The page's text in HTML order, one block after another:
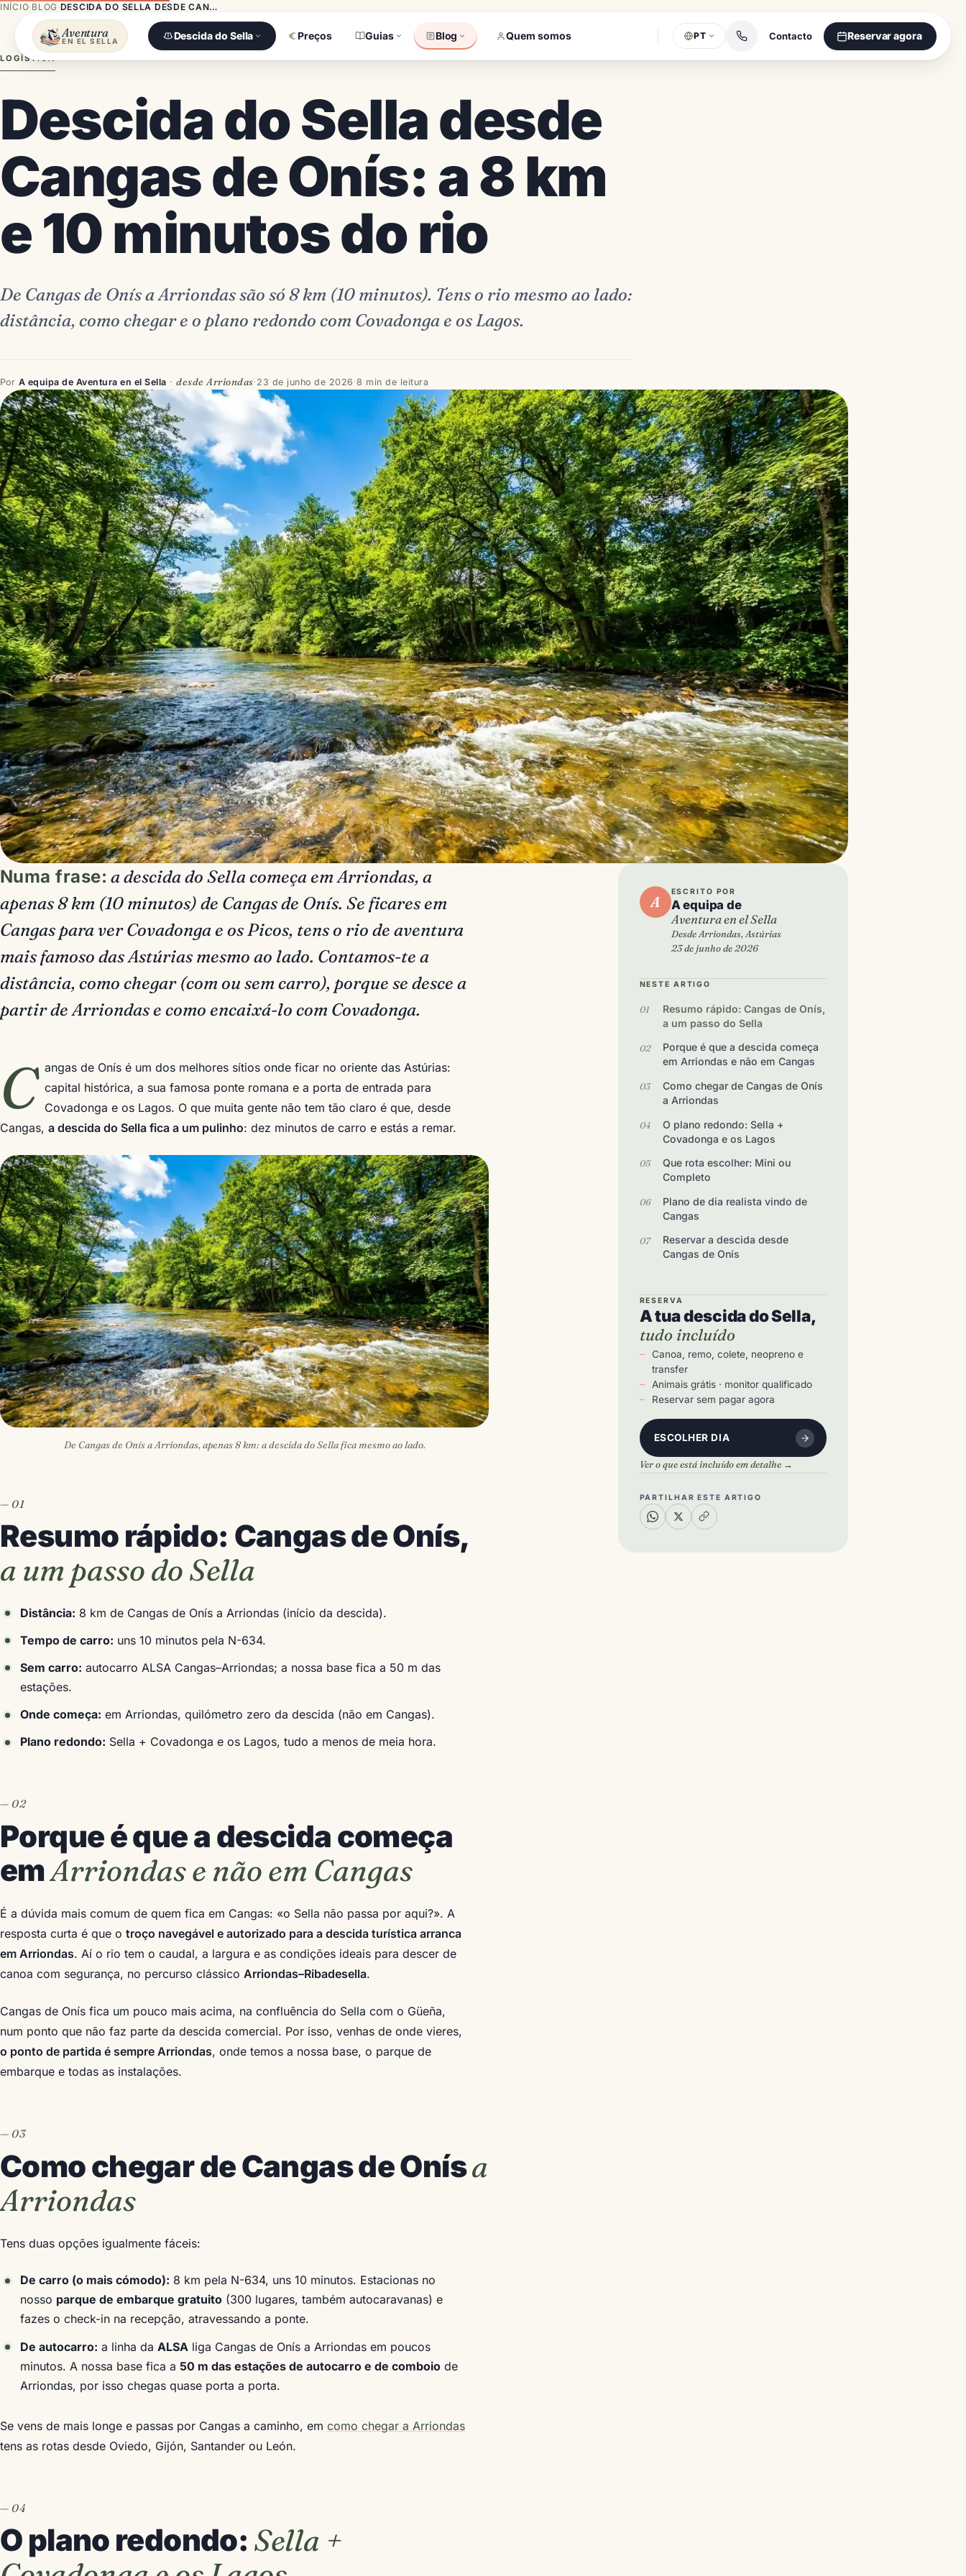
Aventura
EN EL SELLA Descida do Sella Preços Guias Blog Quem somos PT Contacto Reservar agora
INÍCIO· BLOG· DESCIDA DO SELLA DESDE CANGAS DE ONÍS: A 8 KM E 10 MINUTOS DO RIO
LOGÍSTICA
Descida do Sella desde
Cangas de Onís: a 8 km
e 10 minutos do rio
De Cangas de Onís a Arriondas são só 8 km (10 minutos). Tens o rio mesmo ao lado:
distância, como chegar e o plano redondo com Covadonga e os Lagos.
Por A equipa de Aventura en el Sella ·desde Arriondas·23 de junho de 2026 ·8 min de leitura
Numa frase: a descida do Sella começa em Arriondas, a
apenas 8 km (10 minutos) de Cangas de Onís. Se ficares em
Cangas para ver Covadonga e os Picos, tens o rio de aventura
mais famoso das Astúrias mesmo ao lado. Contamos-te a
distância, como chegar (com ou sem carro), porque se desce a
partir de Arriondas e como encaixá-lo com Covadonga.
C angas de Onís é um dos melhores sítios onde ficar no oriente das Astúrias:
capital histórica, a sua famosa ponte romana e a porta de entrada para
Covadonga e os Lagos. O que muita gente não tem tão claro é que, desde
Cangas, a descida do Sella fica a um pulinho: dez minutos de carro e estás a remar.
De Cangas de Onís a Arriondas, apenas 8 km: a descida do Sella fica mesmo ao lado.
Resumo rápido: Cangas de Onís,
a um passo do Sella
Distância: 8 km de Cangas de Onís a Arriondas (início da descida).
Tempo de carro: uns 10 minutos pela N-634.
Sem carro: autocarro ALSA Cangas–Arriondas; a nossa base fica a 50 m das
estações.
Onde começa: em Arriondas, quilómetro zero da descida (não em Cangas).
Plano redondo: Sella + Covadonga e os Lagos, tudo a menos de meia hora.
Porque é que a descida começa
emArriondas e não em Cangas
É a dúvida mais comum de quem fica em Cangas: «o Sella não passa por aqui?». A
resposta curta é que o troço navegável e autorizado para a descida turística arranca
em Arriondas. Aí o rio tem o caudal, a largura e as condições ideais para descer de
canoa com segurança, no percurso clássico Arriondas–Ribadesella.
Cangas de Onís fica um pouco mais acima, na confluência do Sella com o Güeña,
num ponto que não faz parte da descida comercial. Por isso, venhas de onde vieres,
o ponto de partida é sempre Arriondas, onde temos a nossa base, o parque de
embarque e todas as instalações.
Como chegar de Cangas de Onísa
Arriondas
Tens duas opções igualmente fáceis:
De carro (o mais cómodo): 8 km pela N-634, uns 10 minutos. Estacionas no
nosso parque de embarque gratuito (300 lugares, também autocaravanas) e
fazes o check-in na recepção, atravessando a ponte.
De autocarro: a linha da ALSA liga Cangas de Onís a Arriondas em poucos
minutos. A nossa base fica a 50 m das estações de autocarro e de comboio de
Arriondas, por isso chegas quase porta a porta.
Se vens de mais longe e passas por Cangas a caminho, em como chegar a Arriondas
tens as rotas desde Oviedo, Gijón, Santander ou León.
O plano redondo: Sella +
A
ESCRITO POR
A equipa de
Aventura en el Sella
Desde Arriondas, Astúrias
23 de junho de 2026
NESTE ARTIGO
Resumo rápido: Cangas de Onís,
a um passo do Sella
Porque é que a descida começa
em Arriondas e não em Cangas
Como chegar de Cangas de Onís
a Arriondas
O plano redondo: Sella +
Covadonga e os Lagos
Que rota escolher: Mini ou
Completo
Plano de dia realista vindo de
Cangas
Reservar a descida desde
Cangas de Onís
RESERVA
A tua descida do Sella,
tudo incluído
Canoa, remo, colete, neopreno e
transfer
Animais grátis · monitor qualificado
Reservar sem pagar agora
ESCOLHER DIA
Ver o que está incluído em detalhe →
PARTILHAR ESTE ARTIGO